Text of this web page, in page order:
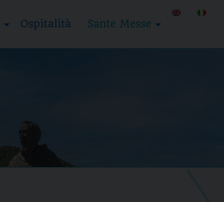
Ospitalità Sante Messe